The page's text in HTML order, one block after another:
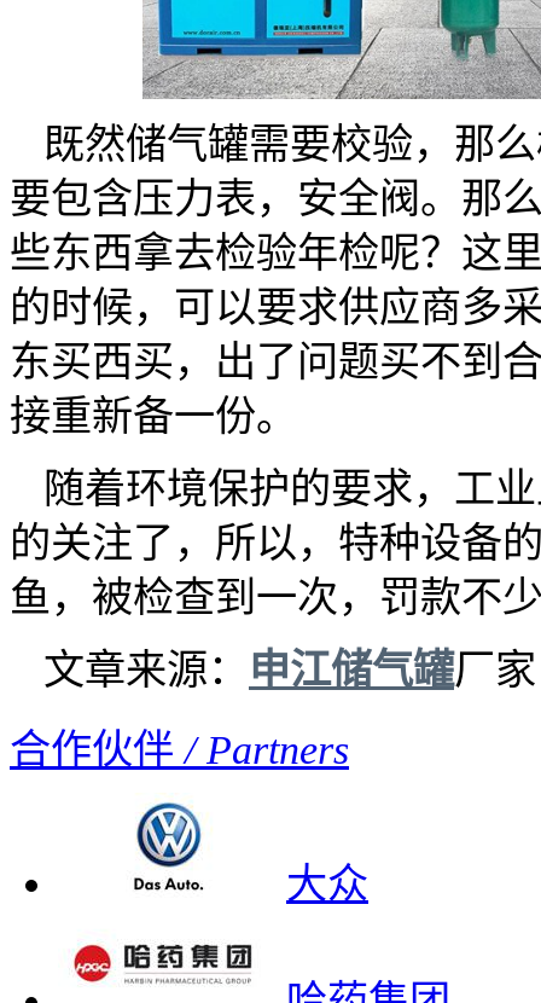
既然储气罐需要校验，那
要包含压力表，安全阀。那
些东西拿去检验年检呢？这
的时候，可以要求供应商多
东买西买，出了问题买不到
接重新备一份。
随着环境保护的要求，工
的关注了，所以，特种设备
鱼，被检查到一次，罚款不
文章来源： 申江储气罐厂
合作伙伴/ Partners
大众